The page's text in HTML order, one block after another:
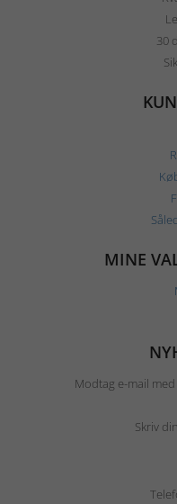
30
MINE
Modtag e-mail
Skriv